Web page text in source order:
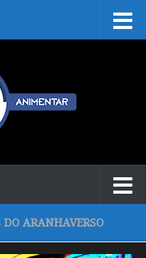
ARANHAVERSO